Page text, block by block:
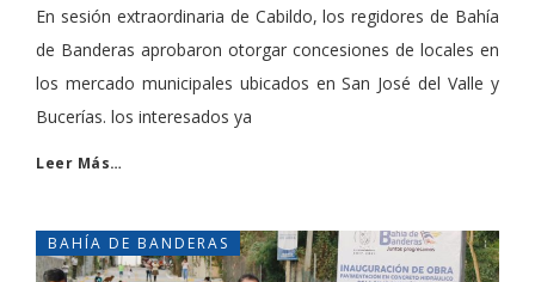
En sesión extraordinaria de Cabildo, los regidores de Bahía
de Banderas aprobaron otorgar concesiones de locales en
los mercado municipales ubicados en San José del Valle y
Bucerías. los interesados ya
Leer Más…
BAHÍA DE BANDERAS